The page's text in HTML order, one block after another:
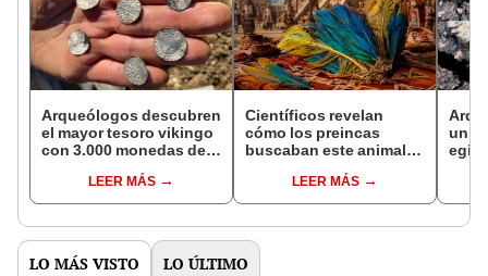
Arqueólogos descubren
el mayor tesoro vikingo
con 3.000 monedas de
no paraban de pitar”
LEER MÁS
Científicos revelan
cómo los preincas
buscaban este animal
funerarios hace 1.000
años: plumas eran clave
LEER MÁS
un
LO MÁS VISTO LO ÚLTIMO